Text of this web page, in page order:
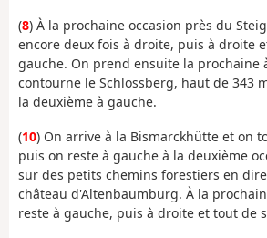
(8) À la prochaine occasion près du
encore deux fois à droite, puis à droite
gauche. On prend ensuite la prochaine
contourne le Schlossberg, haut de 343
la deuxième à gauche.
(10) On arrive à la Bismarckhütte et on
puis on reste à gauche à la deuxième
sur des petits chemins forestiers en
château d'Altenbaumburg. À la
reste à gauche, puis à droite et tout de